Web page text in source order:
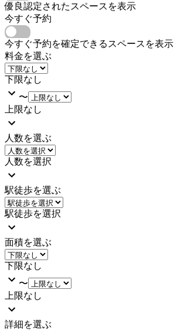
優良認定されたスペースを表示
今すぐ予約
今すぐ予約を確定できるスペースを表示
料金を選ぶ
下限なし
〜
上限なし
人数を選ぶ
人数を選択
駅徒歩を選ぶ
駅徒歩を選択
面積を選ぶ
下限なし
〜
上限なし
詳細を選ぶ